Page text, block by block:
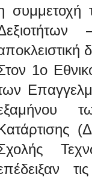
συμμετοχή
1ο